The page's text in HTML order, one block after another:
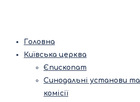
Головна
Київська церква
Єпископат
Синодальні установи та
комісії